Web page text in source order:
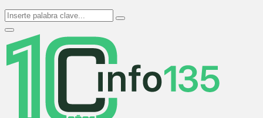
Search
for:
Search
Primary
Menu